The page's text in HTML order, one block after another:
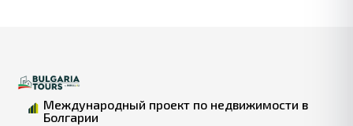
Международный проект по недвижимости в
Болгарии